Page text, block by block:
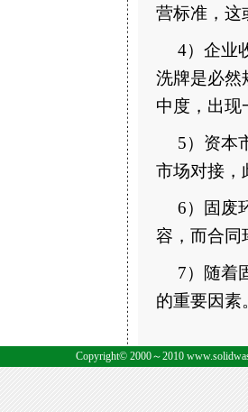
营标准，这
4）企业
洗牌是必然
中度，出现
5）资本
市场对接，
6）固废
容，而合同
7）随着
的重要因素
Copyright© 2000～2010